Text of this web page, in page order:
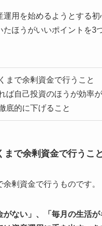
運用を始めるようとする初
たほうがいいポイントを3
まで余剰資金で行うこと
ば自己投資のほうが効率
底的に下げること
まで余剰資金で行うこと
剰資金で行うものです。
がない」、「毎月の生活